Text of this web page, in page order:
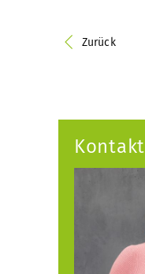
Zurück
Kontakt